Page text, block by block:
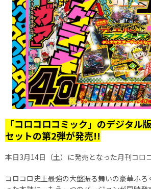
「コロコロコミック」のデジタル
セットの第2弾が発売!!
本日3月14日（土）に発売となった月刊コロ
コロコロ史上最強の大盤振る舞いの豪華ふろ